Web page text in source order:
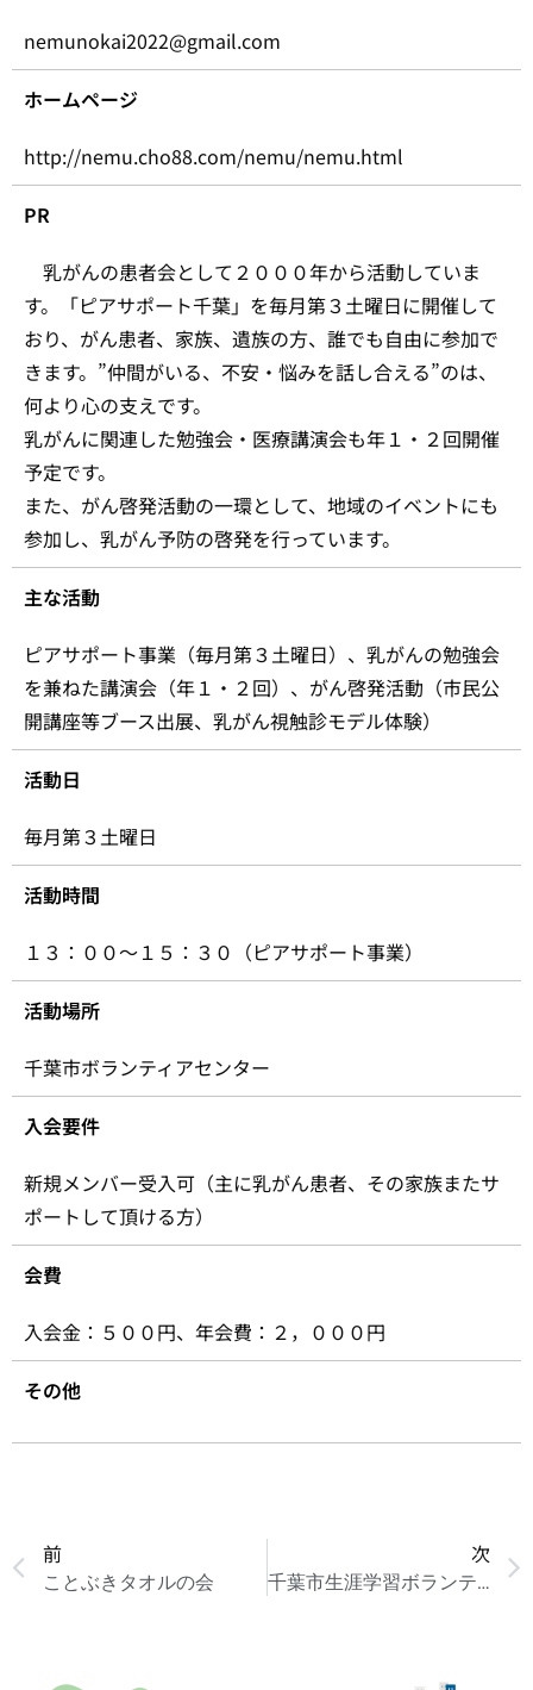
nemunokai2022@gmail.com
ホームページ
http://nemu.cho88.com/nemu/nemu.html
PR
乳がんの患者会として２０００年から活動していま
す。「ピアサポート千葉」を毎月第３土曜日に開催して
おり、がん患者、家族、遺族の方、誰でも自由に参加で
きます。”仲間がいる、不安・悩みを話し合える”のは、
何より心の支えです。
乳がんに関連した勉強会・医療講演会も年１・２回開催
予定です。
また、がん啓発活動の一環として、地域のイベントにも
参加し、乳がん予防の啓発を行っています。
主な活動
ピアサポート事業（毎月第３土曜日）、乳がんの勉強会
を兼ねた講演会（年１・２回）、がん啓発活動（市民公
開講座等ブース出展、乳がん視触診モデル体験）
活動日
毎月第３土曜日
活動時間
１３：００～１５：３０（ピアサポート事業）
活動場所
千葉市ボランティアセンター
入会要件
新規メンバー受入可（主に乳がん患者、その家族またサ
ポートして頂ける方）
会費
入会金：５００円、年会費：２，０００円
その他
前
ことぶきタオルの会
次
千葉市生涯学習ボランティアの会「タオル帽子」